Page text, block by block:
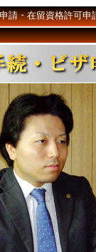
請・在留資格許可